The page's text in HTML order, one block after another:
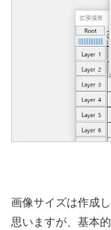
画像サイズは作成
思いますが、基本